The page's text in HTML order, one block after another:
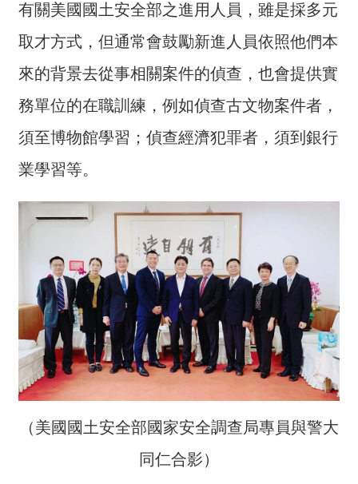
策
隱
私
權
保
政
策
政
開
放
宣
告
有關美國國土安全部之進用人員，雖是採多元
取才方式，但通常會鼓勵新進人員依照他們本
來的背景去從事相關案件的偵查，也會提供實
務單位的在職訓練，例如偵查古文物案件者，
須至博物館學習；偵查經濟犯罪者，須到銀行
業學習等。
（美國國土安全部國家安全調查局專員與警大
同仁合影）